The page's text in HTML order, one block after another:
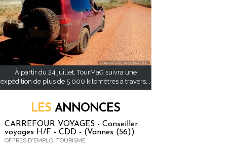
À partir du 24 juillet, TourMaG suivra une
expédition de plus de 5 000 kilomètres à travers...
LES ANNONCES
CARREFOUR VOYAGES - Conseiller
voyages H/F - CDD - (Vannes (56))
OFFRES D'EMPLOI TOURISME